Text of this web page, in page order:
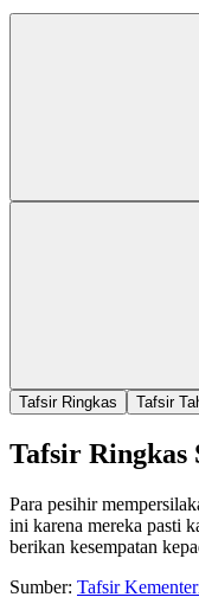
Tafsir Ringkas
Tafsir
Tafsir Ringkas
Para pesihir
ini karena mereka pasti
berikan kesempatan
Sumber: Tafsir